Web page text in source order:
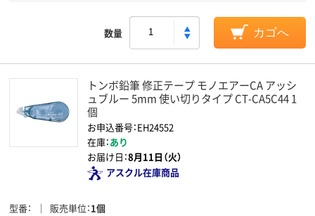
数量 カゴへ
トンボ鉛筆 修正テープ モノエアーCA アッシ
ュブルー 5mm 使い切りタイプ CT-CA5C44 1
個
お申込番号：EH24552
在庫：あり
お届け日：8月11日（火）
アスクル在庫商品
型番 販売単位 1個